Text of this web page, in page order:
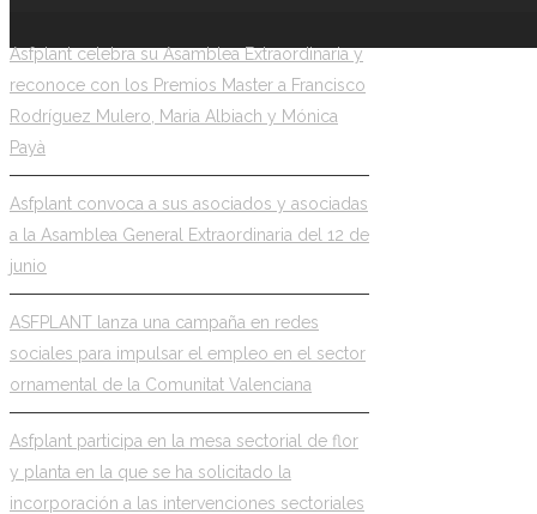
Asfplant celebra su Asamblea Extraordinaria y
reconoce con los Premios Master a Francisco
Rodríguez Mulero, Maria Albiach y Mónica
Payà
Asfplant convoca a sus asociados y asociadas
a la Asamblea General Extraordinaria del 12 de
junio
ASFPLANT lanza una campaña en redes
sociales para impulsar el empleo en el sector
ornamental de la Comunitat Valenciana
Asfplant participa en la mesa sectorial de flor
y planta en la que se ha solicitado la
incorporación a las intervenciones sectoriales